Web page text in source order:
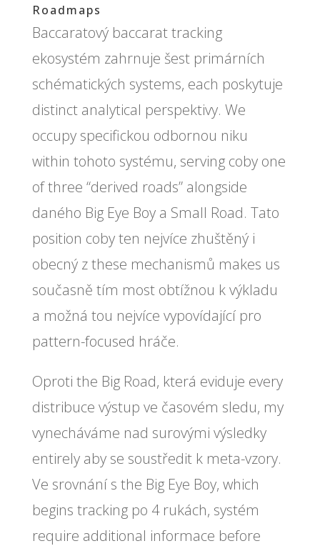
Roadmaps
Baccaratový baccarat tracking
ekosystém zahrnuje šest primárních
schématických systems, each poskytuje
distinct analytical perspektivy. We
occupy specifickou odbornou niku
within tohoto systému, serving coby one
of three “derived roads” alongside
daného Big Eye Boy a Small Road. Tato
position coby ten nejvíce zhuštěný i
obecný z these mechanismů makes us
současně tím most obtížnou k výkladu
a možná tou nejvíce vypovídající pro
pattern-focused hráče.
Oproti the Big Road, která eviduje every
distribuce výstup ve časovém sledu, my
vynecháváme nad surovými výsledky
entirely aby se soustředit k meta-vzory.
Ve srovnání s the Big Eye Boy, which
begins tracking po 4 rukách, systém
require additional informace before